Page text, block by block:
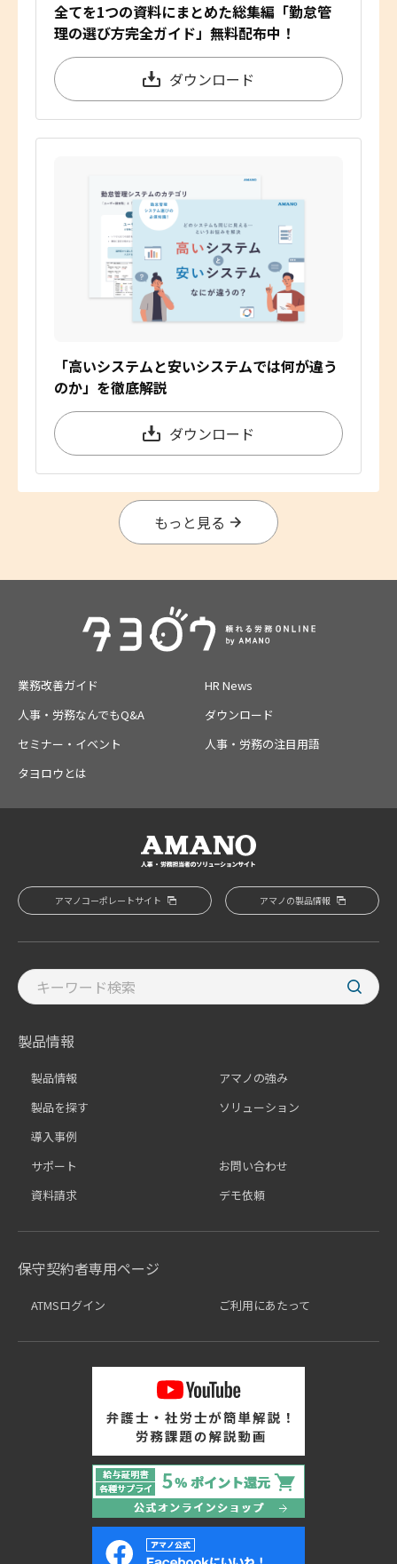
全てを1つの資料にまとめた総集編「勤怠管
理の選び方完全ガイド」無料配布中！
ダウンロード
「高いシステムと安いシステムでは何が違う
のか」を徹底解説
ダウンロード
もっと見る
業務改善ガイド
HR News
人事・労務なんでもQ&A
ダウンロード
セミナー・イベント
人事・労務の注目用語
タヨロウとは
アマノコーポレートサイト アマノの製品情報
製品情報
製品情報
アマノの強み
製品を探す
ソリューション
導入事例
サポート
お問い合わせ
資料請求
デモ依頼
保守契約者専用ページ
ATMSログイン ご利用にあたって